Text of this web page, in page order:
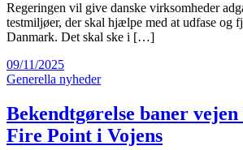
Regeringen vil give danske virksomheder
testmiljøer, der skal hjælpe med at udfase og
Danmark. Det skal ske i […]
09/11/2025
Generella nyheder
Bekendtgørelse baner
Fire Point i Vojens